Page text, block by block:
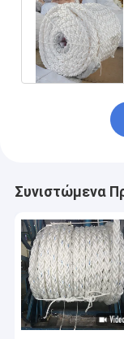
Συνιστώμενα